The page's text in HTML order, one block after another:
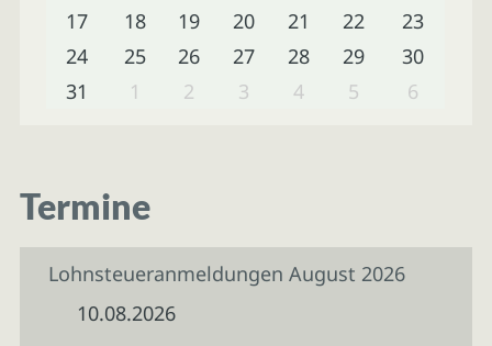
17
18 19 20 21 22
23
24
25 26 27 28 29
30
31
1 2 3 4 5 6
Termine
Lohnsteueranmeldungen August 2026
10.08.2026